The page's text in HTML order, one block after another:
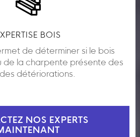
BOIS
de déterminer si le bois
de la charpente présente des
détériorations.
NOS EXPERTS